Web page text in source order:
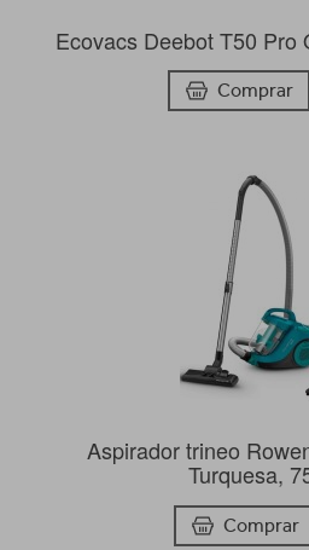
Ecovacs Deebot T50 Pro
Comprar
Aspirador trineo
Turquesa,
Comprar